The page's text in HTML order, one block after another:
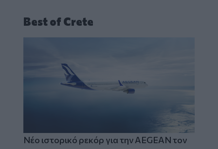
Best of Crete
Νέο ιστορικό ρεκόρ για την AEGEAN τον